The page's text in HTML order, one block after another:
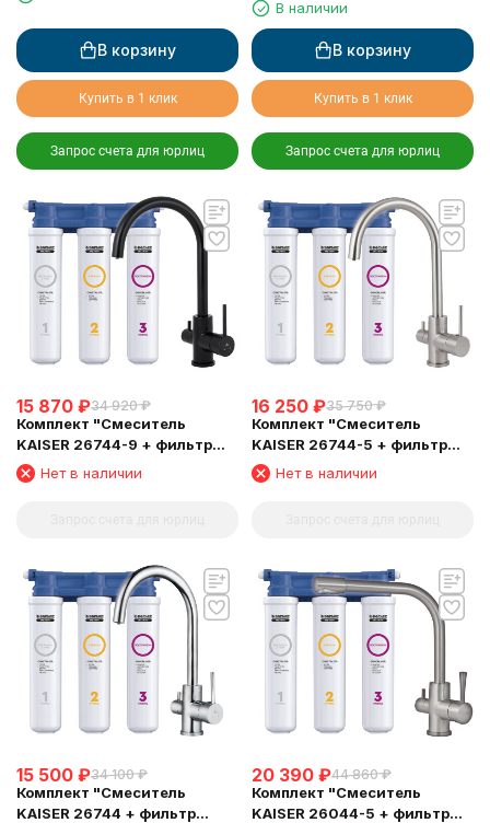
мрамор
В корзину
Купить в 1 клик
Запрос счета для юрлиц
В наличии
В корзину
Купить в 1 клик
Запрос счета для юрлиц
15 870 ₽34 920 ₽
Комплект "Cмеситель
KAISER 26744-9 + фильтр
Барьер"
Нет в наличии
16 250 ₽35 750 ₽
Комплект "Cмеситель
KAISER 26744-5 + фильтр
Барьер"
Нет в наличии
15 500 ₽34 100 ₽
Комплект "Cмеситель
KAISER 26744 + фильтр
20 390 ₽44 860 ₽
Комплект "Cмеситель
KAISER 26044-5 + фильтр